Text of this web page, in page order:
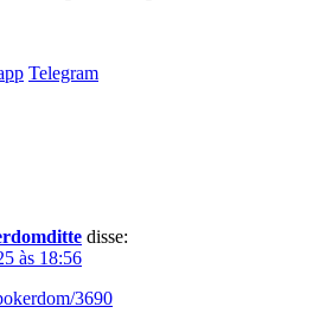
Telegram
disse:
às 18:56
3690